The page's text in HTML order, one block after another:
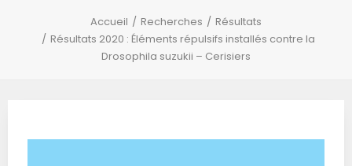
Accueil Recherches
Résultats
Résultats 2020 : Éléments répulsifs installés contre la
Drosophila suzukii – Cerisiers